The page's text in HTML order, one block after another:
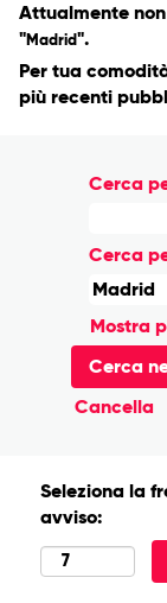
Attualmente
"Madrid".
Per tua
più recenti
Cerca
Cerca
Mostra
Cancella
Seleziona la
avviso: